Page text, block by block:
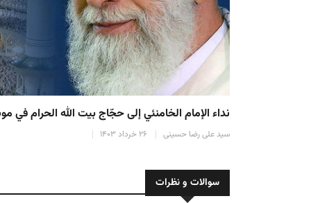
پیام حج رهبر معظم انقلاب اسلامی به مناسبت حج ۱۴۴۵ (۱۴۰۳ ش.)
سید علی رضا حسینی ۲۶ خرداد ۱۴۰۳
سوالات و نظرات